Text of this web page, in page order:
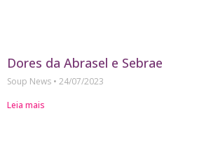
Dores da Abrasel e Sebrae
Soup News
24/07/2023
Leia mais